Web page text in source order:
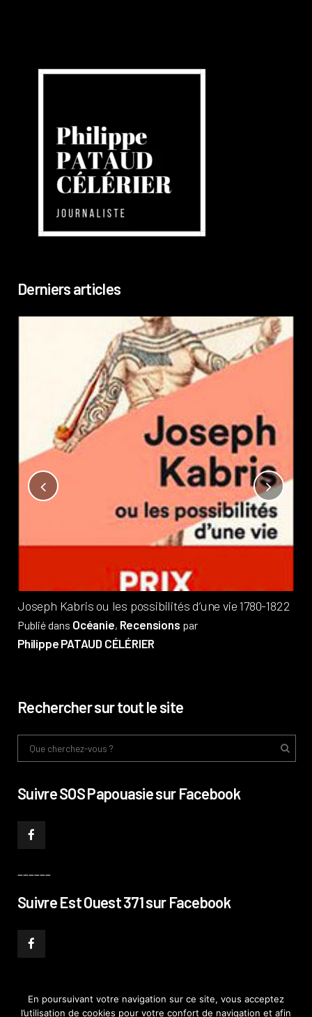
Derniers articles
Joseph Kabris ou les possibilités d’une vie 1780-1822
Publié dans Océanie, Recensions par
Philippe PATAUD CÉLÉRIER
Rechercher sur tout le site
Suivre SOS Papouasie sur Facebook
Suivre Est Ouest 371 sur Facebook
En poursuivant votre navigation sur ce site, vous acceptez
l’utilisation de cookies pour votre confort de navigation et afin